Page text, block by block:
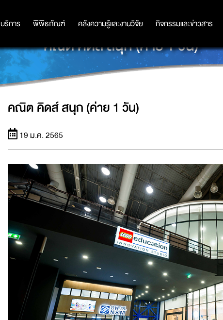
บริการ พิพิธภัณฑ์ คลังความรู้และงานวิจัย กิจกรรมและข่าวสาร
บริการ พิพิธภัณฑ์ คลังความรู้และงานวิจัย กิจกรรมและข่าวสาร
คณิต คิดส์ สนุก (ค่าย 1 วัน)
คณิต คิดส์ สนุก (ค่าย 1 วัน)
19 ม.ค. 2565